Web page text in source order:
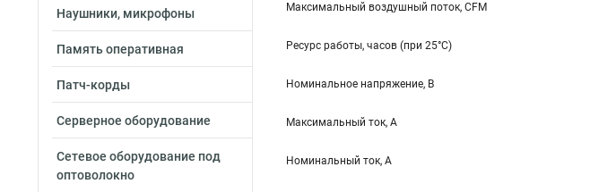
Наушники, микрофоны
Память оперативная
Патч-корды
Серверное оборудование
Сетевое оборудование под
оптоволокно
Максимальный воздушный поток, CFM
Ресурс работы, часов (при 25°C)
Номинальное напряжение, В
Максимальный ток, А
Номинальный ток, А